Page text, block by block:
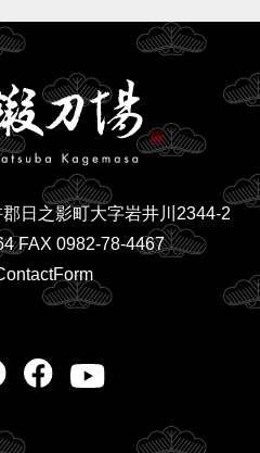
日之影町大字岩井川2344-2
FAX 0982-78-4467